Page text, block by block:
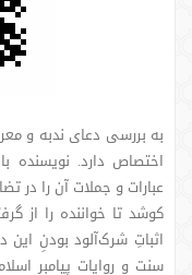
به بررسی دعای ندبه و
اختصاص دارد. نویسنده
عبارات و جملات آن را در
کوشد تا خواننده را از
اثباتِ شرک‌آلود بودنِ این
سنت و روایات پیامبر